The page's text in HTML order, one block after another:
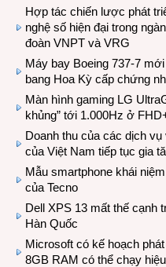
Hợp tác chiến lược phát
nghệ số hiện đại trong
đoàn VNPT và VRG
Máy bay Boeing 737-7
bang Hoa Kỳ cấp chứng
Màn hình gaming LG
khủng” tới 1.000Hz ở
Doanh thu của các dịch
của Việt Nam tiếp tục gia
Mẫu smartphone khái
của Tecno
Dell XPS 13 mất thế cạnh
Hàn Quốc
Microsoft có kế hoạch
8GB RAM có thể chạy